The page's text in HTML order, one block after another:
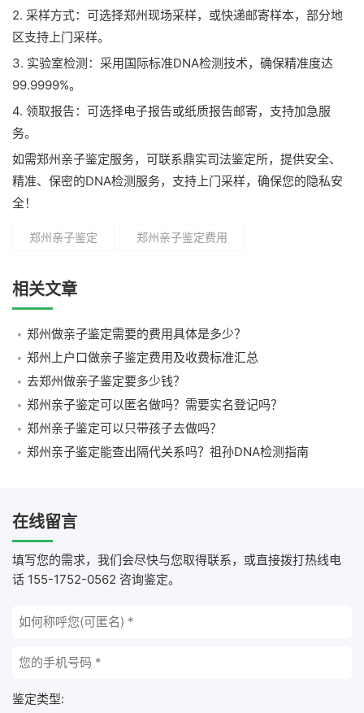
2. 采样方式：可选择郑州现场采样，或快递邮寄样本，部分地
区支持上门采样。
3. 实验室检测：采用国际标准DNA检测技术，确保精准度达
99.9999%。
4. 领取报告：可选择电子报告或纸质报告邮寄，支持加急服
务。
如需郑州亲子鉴定服务，可联系鼎实司法鉴定所，提供安全、
精准、保密的DNA检测服务，支持上门采样，确保您的隐私安
全！
郑州亲子鉴定 郑州亲子鉴定费用
相关文章
郑州做亲子鉴定需要的费用具体是多少？
郑州上户口做亲子鉴定费用及收费标准汇总
去郑州做亲子鉴定要多少钱？
郑州亲子鉴定可以匿名做吗？需要实名登记吗？
郑州亲子鉴定可以只带孩子去做吗？
郑州亲子鉴定能查出隔代关系吗？祖孙DNA检测指南
在线留言
填写您的需求，我们会尽快与您取得联系，或直接拨打热线电
话 155-1752-0562 咨询鉴定。
鉴定类型: